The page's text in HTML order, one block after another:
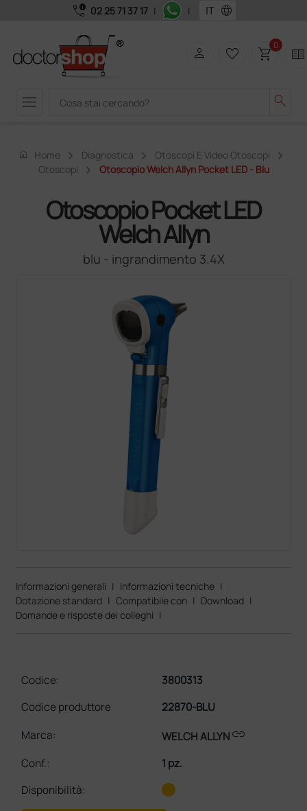
call_quality 02 25 71 37 17 | | language
menu search
person favorite_border shopping_cart0 two_pager
home Home Diagnostica
Otoscopi E Video Otoscopi
Otoscopi
Otoscopio Welch Allyn Pocket LED - Blu
Otoscopio Pocket LED
Welch Allyn
blu - ingrandimento 3.4X
Informazioni generali | Informazioni tecniche |
Dotazione standard | Compatibile con | Download |
Domande e risposte dei colleghi |
Codice:
3800313
Codice produttore
22870-BLU
Marca:
WELCH ALLYNlink
Conf.:
1 pz.
Disponibilità: